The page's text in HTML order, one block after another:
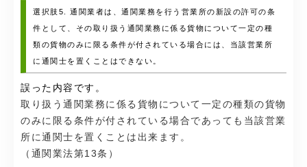
選択肢5. 通関業者は、通関業務を行う営業所の新設の許可の条
件として、その取り扱う通関業務に係る貨物について一定の種
類の貨物のみに限る条件が付されている場合には、当該営業所
に通関士を置くことはできない。
誤った内容です。
取り扱う通関業務に係る貨物について一定の種類の貨物
のみに限る条件が付されている場合であっても当該営業
所に通関士を置くことは出来ます。
（通関業法第13条）